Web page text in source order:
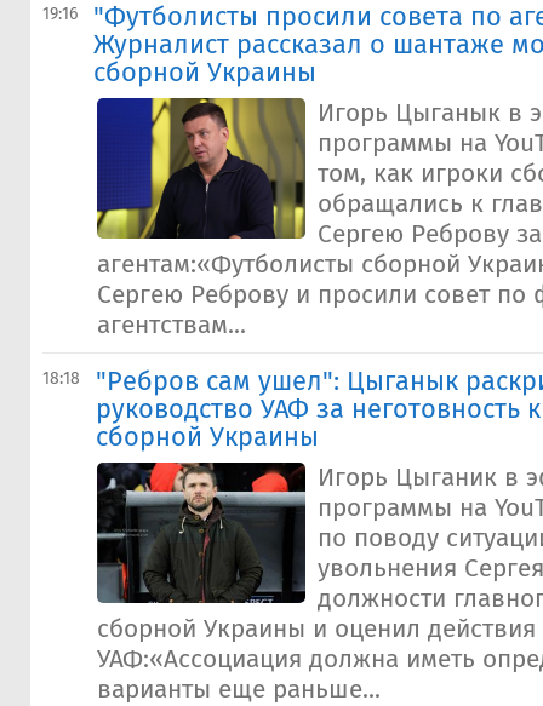
19:16
"Футболисты просили совета по
Журналист рассказал о шантаже
сборной Украины
Игорь Цыганык в
программы на
том, как игроки
обращались к
Сергею Реброву
агентам:«Футболисты сборной
Сергею Реброву и просили совет по
агентствам...
18:18
"Ребров сам ушел": Цыганык
руководство УАФ за неготовность
сборной Украины
Игорь Цыганик в
программы на
по поводу
увольнения
должности
сборной Украины и оценил действия
УАФ:«Ассоциация должна иметь
варианты еще раньше...